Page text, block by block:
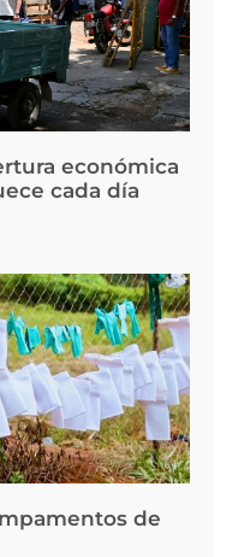
económica
cada día
de